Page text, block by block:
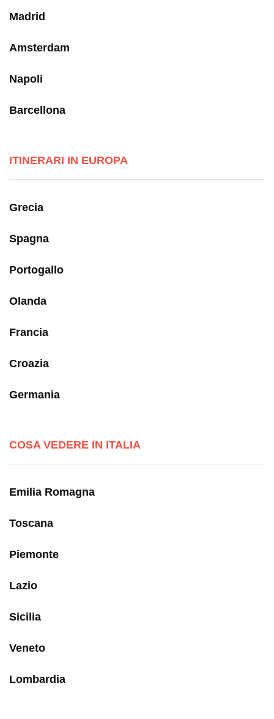
Madrid
Amsterdam
Napoli
Barcellona
ITINERARI IN EUROPA
Grecia
Spagna
Portogallo
Olanda
Francia
Croazia
Germania
COSA VEDERE IN ITALIA
Emilia Romagna
Toscana
Piemonte
Lazio
Sicilia
Veneto
Lombardia